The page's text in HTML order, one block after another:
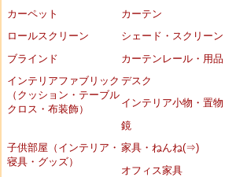
カーペット
カーテン
ロールスクリーン
シェード・スクリーン
ブラインド
カーテンレール・用品
インテリアファブリック
（クッション・テーブル
クロス・布装飾）
デスク
インテリア小物・置物
鏡
子供部屋（インテリア・
寝具・グッズ）
家具・ねんね(⇒)
オフィス家具